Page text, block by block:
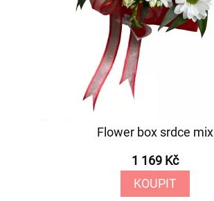
Flower box srdce mix
1 169 Kč
KOUPIT